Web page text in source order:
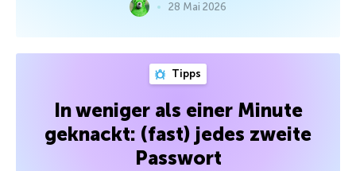
28 Mai 2026
Tipps
In weniger als einer Minute
geknackt: (fast) jedes zweite
Passwort